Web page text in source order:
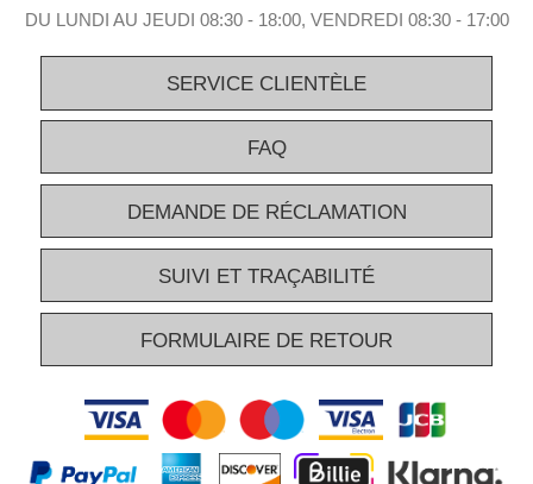
DU LUNDI AU JEUDI 08:30 - 18:00, VENDREDI 08:30 - 17:00
SERVICE CLIENTÈLE
FAQ
DEMANDE DE RÉCLAMATION
SUIVI ET TRAÇABILITÉ
FORMULAIRE DE RETOUR